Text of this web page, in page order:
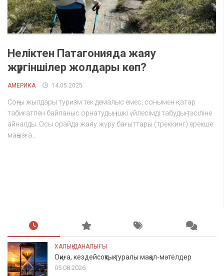
Неліктен Патагонияда жаяу
жүргіншілер жолдары көп?
АМЕРИКА 14.05.2025
Соңғы жылдары туризм тек демалыс емес, сонымен қатар
табиғатпен байланыс орнатудың, ішкі үйлесімді табудың тәсіліне
айналды. Осы орайда жаяу жүру бағыттары (треккинг) ерекше
маңызға...
ХАЛЫҚ ДАНАЛЫҒЫ
Оқиға, кездейсоқтық туралы мақал-мәтелдер
05.08.2026